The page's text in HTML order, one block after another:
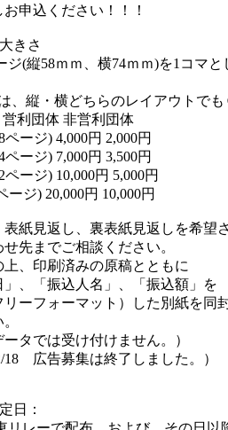
お申込ください！！！
きさ
ジ(縦58ｍｍ、横74ｍｍ)を1コマ
、縦・横どちらのレイアウトで
利団体 非営利団体
ページ) 4,000円 2,000円
ページ) 7,000円 3,500円
ページ) 10,000円 5,000円
ージ) 20,000円 10,000円
表紙見返し、裏表紙見返しを希望
せ先までご相談ください。
上、印刷済みの原稿とともに
」、「振込人名」、「振込額」を
リーフォーマット）した別紙を同
ータでは受け付けません。）
18 広告募集は終了しました。）
日：